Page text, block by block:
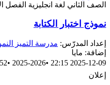
الصف الثاني لغة انجليزية الفصل
نموذج اختبار الكتابة
إعداد المدرّس: مدرسة التميز
إضافة: مايا
2025-12-09 22:15
•
2025-2026
•
إعلان